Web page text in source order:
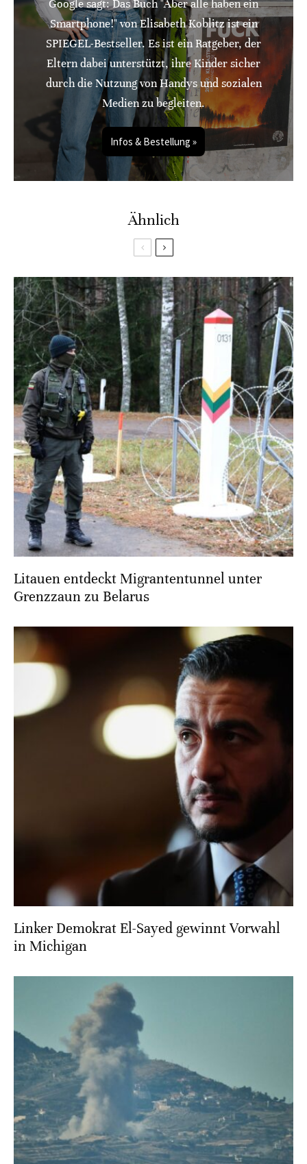
Google sagt: Das Buch "Aber alle haben ein
Smartphone!" von Elisabeth Koblitz ist ein
SPIEGEL-Bestseller. Es ist ein Ratgeber, der
Eltern dabei unterstützt, ihre Kinder sicher
durch die Nutzung von Handys und sozialen
Medien zu begleiten.
Infos & Bestellung »
Ähnlich
Litauen entdeckt Migrantentunnel unter
Grenzzaun zu Belarus
Linker Demokrat El-Sayed gewinnt Vorwahl
in Michigan